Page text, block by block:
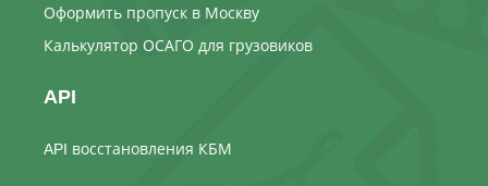
Оформить пропуск в Москву
Калькулятор ОСАГО для грузовиков
API
API восстановления КБМ